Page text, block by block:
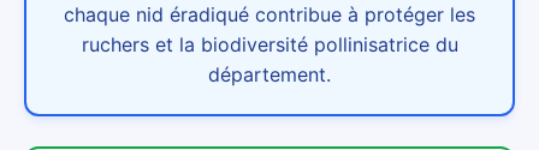
chaque nid éradiqué contribue à protéger les
ruchers et la biodiversité pollinisatrice du
département.